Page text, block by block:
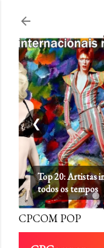
Top 20: Artistas
todos os tempos
❮
CPCOM POP